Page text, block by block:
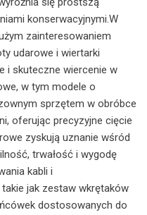
konserwacyjnymi.W
zainteresowaniem
udarowe i wiertarki
i skuteczne wiercenie w
w tym modele o
sprzętem w obróbce
oferując precyzyjne cięcie
zyskują uznanie wśród
trwałość i wygodę
kabli i
jak zestaw wkrętaków
dostosowanych do